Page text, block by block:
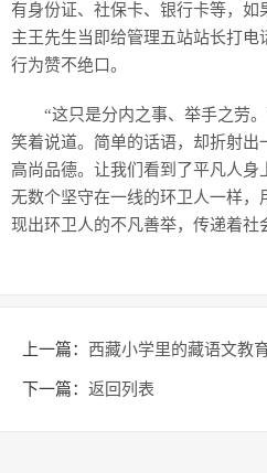
有身份证、社保卡、银行卡等，
主王先生当即给管理五站站长打
行为赞不绝口。
“这只是分内之事、举手之劳
笑着说道。简单的话语，却折射出
高尚品德。让我们看到了平凡人身
无数个坚守在一线的环卫人一样
现出环卫人的不凡善举，传递着社
上一篇： 西藏小学里的藏语文教
下一篇： 返回列表